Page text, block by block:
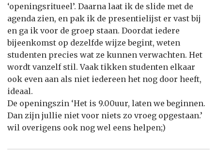
‘openingsritueel’. Daarna laat ik de slide met de
agenda zien, en pak ik de presentielijst er vast bij
en ga ik voor de groep staan. Doordat iedere
bijeenkomst op dezelfde wijze begint, weten
studenten precies wat ze kunnen verwachten. Het
wordt vanzelf stil. Vaak tikken studenten elkaar
ook even aan als niet iedereen het nog door heeft,
ideaal.
De openingszin ‘Het is 9.00uur, laten we beginnen.
Dan zijn jullie niet voor niets zo vroeg opgestaan.’
wil overigens ook nog wel eens helpen;)